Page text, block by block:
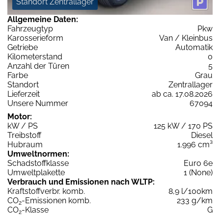
Allgemeine Daten:
Fahrzeugtyp
Pkw
Karosserieform
Van / Kleinbus
Getriebe
Automatik
Kilometerstand
0
Anzahl der Türen
5
Farbe
Grau
Standort
Zentrallager
Lieferzeit
ab ca. 17.08.2026
Unsere Nummer
67094
Motor:
kW / PS
125 kW / 170 PS
Treibstoff
Diesel
Hubraum
1.996 cm³
Umweltnormen:
Schadstoffklasse
Euro 6e
Umweltplakette
1 (None)
Verbrauch und Emissionen nach WLTP:
Kraftstoffverbr. komb.
8,9 l/100km
CO2-Emissionen komb.
233 g/km
CO2-Klasse
G